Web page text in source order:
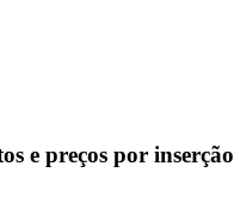
e preços por inserção